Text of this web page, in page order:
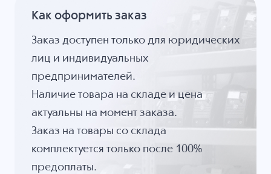
Как оформить заказ
Заказ доступен только для юридических
лиц и индивидуальных
предпринимателей.
Наличие товара на складе и цена
актуальны на момент заказа.
Заказ на товары со склада
комплектуется только после 100%
предоплаты.